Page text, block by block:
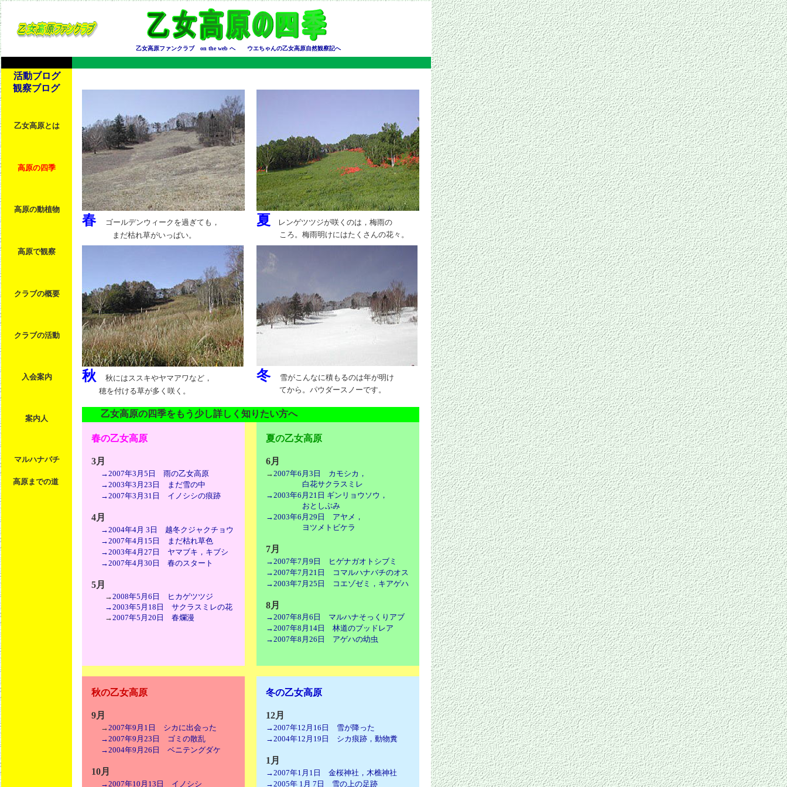
乙女高原ファンクラブ on the web へ ウエちゃんの乙女高原自然観察記へ
活動ブログ
観察ブログ
乙女高原とは
高原の四季
高原の動植物
高原で観察
クラブの概要
クラブの活動
入会案内
案内人
マルハナバチ
高原までの道
春
ゴールデンウィークを過ぎても，
まだ枯れ草がいっぱい。
夏
レンゲツツジが咲くのは，梅雨の
ころ。梅雨明けにはたくさんの花々。
秋
秋にはススキやヤマアワなど，
穂を付ける草が多く咲く。
冬
雪がこんなに積もるのは年が明け
てから。パウダースノーです。
乙女高原の四季をもう少し詳しく知りたい方へ
春の乙女高原
3月
→2007年3月5日 雨の乙女高原
→2003年3月23日 まだ雪の中
→2007年3月31日 イノシシの痕跡
4月
→2004年4月 3日 越冬クジャクチョウ
→2007年4月15日 まだ枯れ草色
→2003年4月27日 ヤマブキ，キブシ
→2007年4月30日 春のスタート
5月
→2008年5月6日 ヒカゲツツジ
→2003年5月18日 サクラスミレの花
→2007年5月20日 春爛漫
夏の乙女高原
6月
→2007年6月3日 カモシカ，
白花サクラスミレ
→2003年6月21日 ギンリョウソウ，
おとしぶみ
→2003年6月29日 アヤメ，
ヨツメトビケラ
7月
→2007年7月9日 ヒゲナガオトシブミ
→2007年7月21日 コマルハナバチのオス
→2003年7月25日 コエゾゼミ，キアゲハ
8月
→2007年8月6日 マルハナそっくりアブ
→2007年8月14日 林道のブッドレア
→2007年8月26日 アゲハの幼虫
秋の乙女高原
9月
→2007年9月1日 シカに出会った
→2007年9月23日 ゴミの散乱
→2004年9月26日 ベニテングダケ
10月
→2007年10月13日 イノシシ
冬の乙女高原
12月
→2007年12月16日 雪が降った
→2004年12月19日 シカ痕跡，動物糞
1月
→2007年1月1日 金桜神社，木樵神社
→2005年 1月 7日 雪の上の足跡